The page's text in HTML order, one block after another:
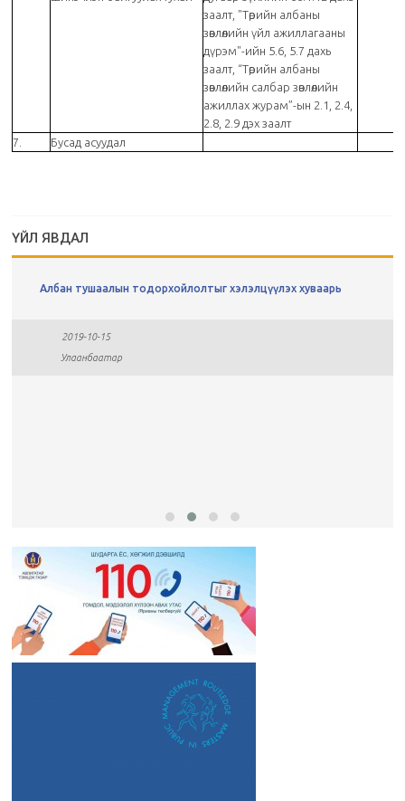
заалт, "Төрийн албаны
зөвлөлийн үйл ажиллагааны
дүрэм"-ийн 5.6, 5.7 дахь
заалт, “Төрийн албаны
зөвлөлийн салбар зөвлөлийн
ажиллах журам”-ын 2.1, 2.4,
2.8, 2.9 дэх заалт
7. Бусад асуудал
ҮЙЛ ЯВДАЛ
Албан тушаалын тодорхойлолтыг хэлэлцүүлэх хуваарь
2019-10-15
Улаанбаатар